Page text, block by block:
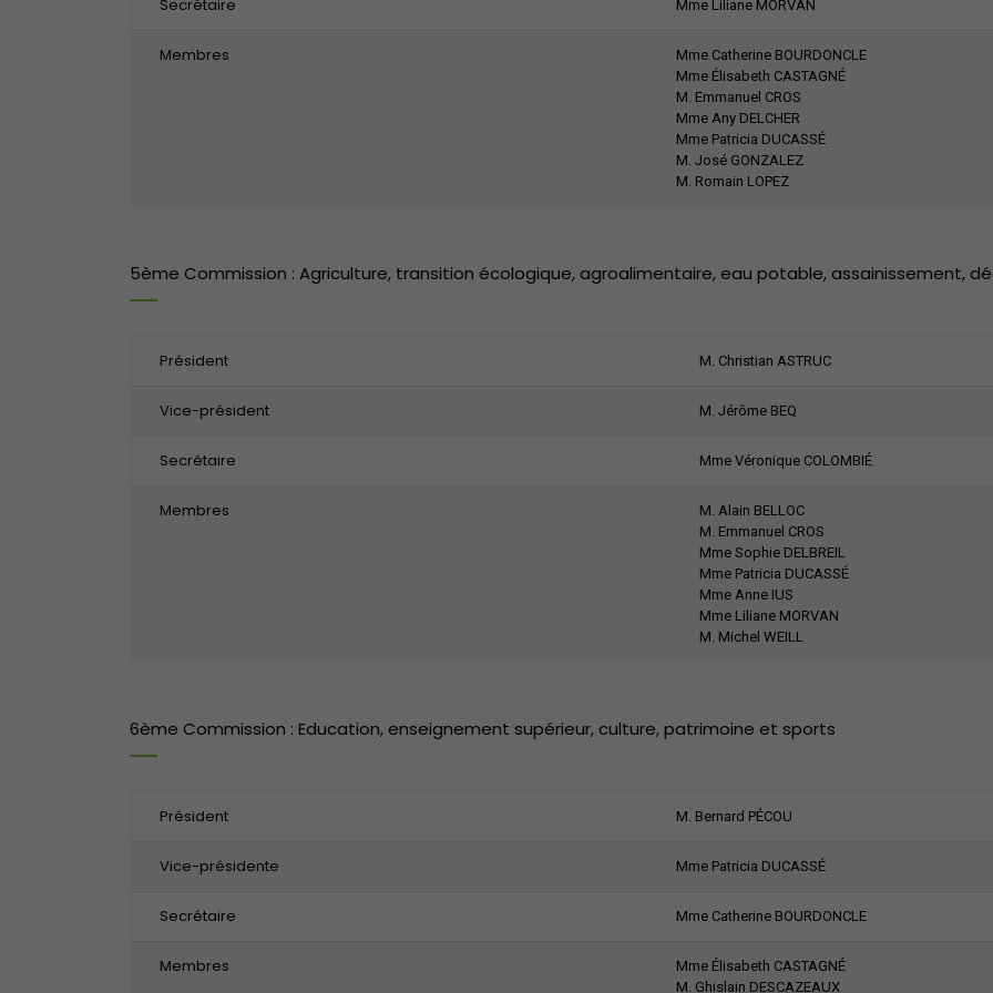
Secrétaire Mme Liliane MORVAN
Membres
Mme Catherine BOURDONCLE
Mme Élisabeth CASTAGNÉ
M. Emmanuel CROS
Mme Any DELCHER
Mme Patricia DUCASSÉ
M. José GONZALEZ
M. Romain LOPEZ
5ème Commission : Agriculture, transition écologique, agroalimentaire, eau potable, assainissement,
Président M. Christian ASTRUC
Vice-président M. Jérôme BEQ
Secrétaire Mme Véronique COLOMBIÉ
Membres
M. Alain BELLOC
M. Emmanuel CROS
Mme Sophie DELBREIL
Mme Patricia DUCASSÉ
Mme Anne IUS
Mme Liliane MORVAN
M. Michel WEILL
6ème Commission : Education, enseignement supérieur, culture, patrimoine et sports
Président M. Bernard PÉCOU
Vice-présidente Mme Patricia DUCASSÉ
Secrétaire Mme Catherine BOURDONCLE
Membres
Mme Élisabeth CASTAGNÉ
M. Ghislain DESCAZEAUX